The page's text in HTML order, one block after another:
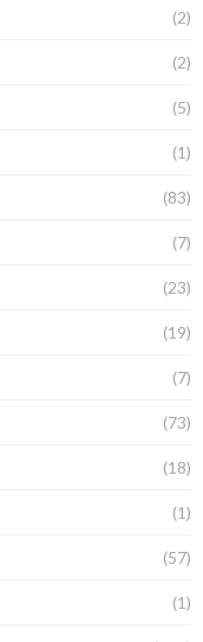
(2)
(2)
(5)
(1)
(83)
(7)
(23)
(19)
(7)
(73)
(18)
(1)
(57)
(1)